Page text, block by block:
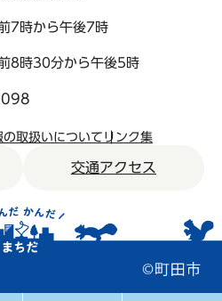
7時から午後7時
8時30分から午後5時
の取扱いについて リンク集
交通アクセス